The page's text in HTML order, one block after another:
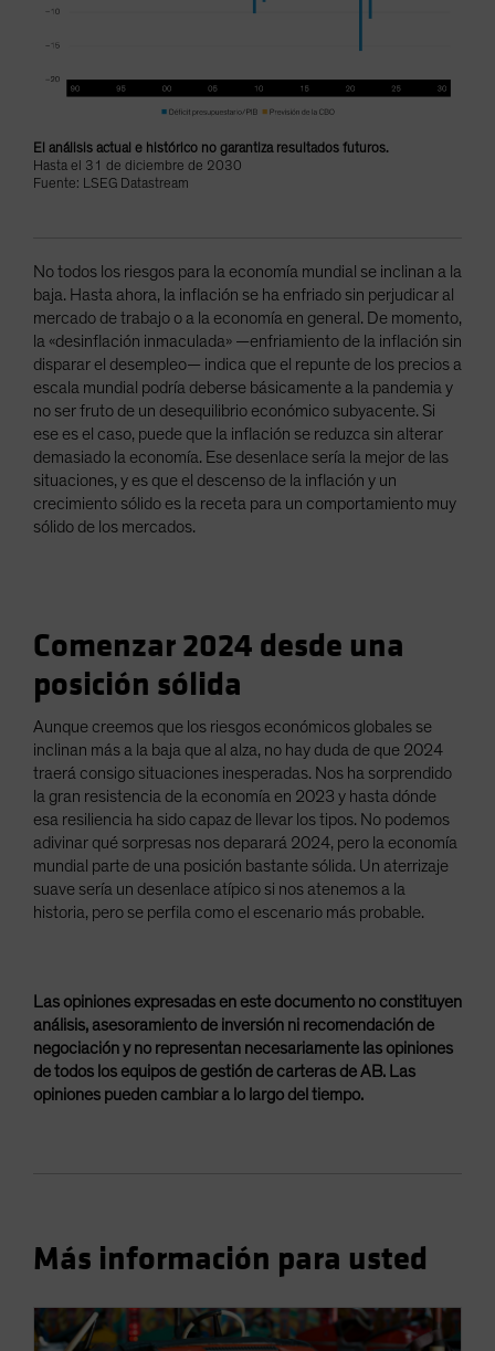
El análisis actual e histórico no garantiza resultados futuros.
Hasta el 31 de diciembre de 2030
Fuente: LSEG Datastream
No todos los riesgos para la economía mundial se inclinan a la
baja. Hasta ahora, la inflación se ha enfriado sin perjudicar al
mercado de trabajo o a la economía en general. De momento,
la «desinflación inmaculada» —enfriamiento de la inflación sin
disparar el desempleo— indica que el repunte de los precios a
escala mundial podría deberse básicamente a la pandemia y
no ser fruto de un desequilibrio económico subyacente. Si
ese es el caso, puede que la inflación se reduzca sin alterar
demasiado la economía. Ese desenlace sería la mejor de las
situaciones, y es que el descenso de la inflación y un
crecimiento sólido es la receta para un comportamiento muy
sólido de los mercados.
Comenzar 2024 desde una
posición sólida
Aunque creemos que los riesgos económicos globales se
inclinan más a la baja que al alza, no hay duda de que 2024
traerá consigo situaciones inesperadas. Nos ha sorprendido
la gran resistencia de la economía en 2023 y hasta dónde
esa resiliencia ha sido capaz de llevar los tipos. No podemos
adivinar qué sorpresas nos deparará 2024, pero la economía
mundial parte de una posición bastante sólida. Un aterrizaje
suave sería un desenlace atípico si nos atenemos a la
historia, pero se perfila como el escenario más probable.
Las opiniones expresadas en este documento no constituyen
análisis, asesoramiento de inversión ni recomendación de
negociación y no representan necesariamente las opiniones
de todos los equipos de gestión de carteras de AB. Las
opiniones pueden cambiar a lo largo del tiempo.
Más información para usted